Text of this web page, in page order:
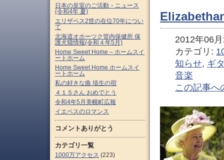
2012年06
カテゴリ:
知らせ, ギ
音楽
この記事へ
日本の皇室のご活動・ニュース
(令和4年 夏)
エリザベス2世の在位70年につい
て
北海道オホーツク管内保健所 保
護犬猫情報(令和４年5月)
Home Sweet Home – ホームスイ
ートホーム
Home Sweet Home ホームスイ
ートホーム
私の好きな曲 埴生の宿
４１５さん おめでとう
令和4年5月美幌町広報
イエペスのロマンス
コメントありがとう
カテゴリ一覧
1000万アクセス (223)